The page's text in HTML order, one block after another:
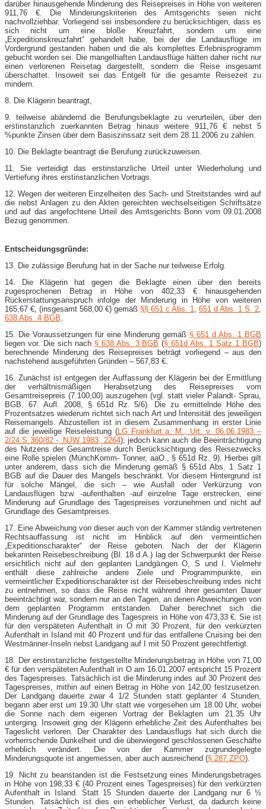
darüber hinausgehende Minderung des Reisepreises in Höhe von weiteren
911,76 €. Die Minderungskriterien des Amtsgerichts seien nicht
nachvollziehbar. Vorliegend sei insbesondere zu berücksichtigen, dass es
sich nicht um eine bloße Kreuzfahrt, sondern um eine
„Expeditionskreuzfahrt“ gehandelt habe, bei der die Landausflüge im
Vordergrund gestanden haben und die als komplettes Erlebnisprogramm
gebucht worden sei. Die mangelhaften Landausflüge hätten daher nicht nur
einen verlorenen Reisetag dargestellt, sondern die Reise insgesamt
überschattet. Insoweit sei das Entgelt für die gesamte Reisezeit zu
mindern.
8. Die Klägerin beantragt,
9. teilweise abändernd die Berufungsbeklagte zu verurteilen, über den
erstinstanzlich zuerkannten Betrag hinaus weitere 911,76 € nebst 5
%punkte Zinsen über dem Basiszinssatz seit dem 28.11.2006 zu zahlen.
10. Die Beklagte beantragt die Berufung zurückzuweisen.
11. Sie verteidigt das erstinstanzliche Urteil unter Wiederholung und
Vertiefung ihres erstinstanzlichen Vortrags.
12. Wegen der weiteren Einzelheiten des Sach- und Streitstandes wird auf
die nebst Anlagen zu den Akten gereichten wechselseitigen Schriftsätze
und auf das angefochtene Urteil des Amtsgerichts Bonn vom 09.01.2008
Bezug genommen.
Entscheidungsgründe:
13. Die zulässige Berufung hat in der Sache nur teilweise Erfolg.
14. Die Klägerin hat gegen die Beklagte einen über den bereits
zugesprochenen Betrag in Höhe von 402,33 € hinausgehenden
Rückerstattungsanspruch infolge der Minderung in Höhe von weiteren
165,67 €, (insgesamt 568,00 €) gemäß §§ 651 c Abs. 1 651 d Abs. 1 S. 2
638 Abs. 4 BGB
15. Die Voraussetzungen für eine Minderung gemäß § 651 d Abs. 1 BGB
liegen vor. Die sich nach § 638 Abs. 3 BGB (§ 651d Abs. 1 Satz 1 BGB)
berechnende Minderung des Reisepreises beträgt vorliegend – aus den
nachstehend ausgeführten Gründen – 567,83 €.
16. Zunächst ist entgegen der Auffassung der Klägerin bei der Ermittlung
der verhältnismäßigen Herabsetzung des Reisepreises vom
Gesamtreisepreis (7.100,00) auszugehen (vgl. statt vieler Palandt- Sprau,
BGB, 67. Aufl. 2008, § 651d Rz. 5/6). Die zu ermittelnde Höhe des
Prozentsatzes wiederum richtet sich nach Art und Intensität des jeweiligen
Reisemangels. Abzustellen ist in diesem Zusammenhang in erster Linie
auf die jeweilige Reiseleistung (LG Frankfurt a. M., Urt. v. 06.06.1983 –
2/24 S 360/82 -, NJW 1983, 2264); jedoch kann auch die Beeinträchtigung
des Nutzens der Gesamtreise durch Berücksichtigung des Reisezwecks
eine Rolle spielen (MünchKomm- Tonner, aaO., § 651d Rz. 9). Hierbei gilt
unter anderem, dass sich die Minderung gemäß § 651d Abs. 1 Satz 1
BGB auf die Dauer des Mangels beschränkt. Vor diesem Hintergrund ist
für solche Mängel, die sich – wie Ausfall oder Verkürzung von
Landausflügen bzw. -aufenthalten -auf einzelne Tage erstrecken, eine
Minderung auf Grundlage des Tagespreises vorzunehmen und nicht auf
Grundlage des Gesamtpreises.
17. Eine Abweichung von dieser auch von der Kammer ständig vertretenen
Rechtsauffassung ist nicht im Hinblick auf den vermeintlichen
„Expeditionscharakter“ der Reise geboten. Nach der der Klägerin
bekannten Reisebeschreibung (Bl. 18 d.A.) lag der Schwerpunkt der Reise
ersichtlich nicht auf den geplanten Landgängen O, S und I. Vielmehr
enthält diese zahlreiche andere Ziele und Programmpunkte, ein
vermeintlicher Expeditionscharakter ist der Reisebeschreibung indes nicht
zu entnehmen, so dass die Reise nicht während ihrer gesamten Dauer
beeinträchtigt war, sondern nur an den Tagen, an denen Abweichungen von
dem geplanten Programm entstanden. Daher berechnet sich die
Minderung auf der Grundlage des Tagespreis in Höhe von 473,33 €. Sie ist
für den verspäteten Aufenthalt in O mit 30 Prozent, für den verkürzten
Aufenthalt in Island mit 40 Prozent und für das entfallene Cruising bei den
Westmänner-Inseln nebst Landgang auf I mit 50 Prozent gerechtfertigt.
18. Der erstinstanzliche festgestellte Minderungsbetrag in Höhe von 71,00
€ für den verspäteten Aufenthalt in O am 16.01.2007 entspricht 15 Prozent
des Tagespreises. Tatsächlich ist die Minderung indes auf 30 Prozent des
Tagespreises, mithin auf einen Betrag in Höhe von 142,00 festzusetzen.
Der Landgang dauerte zwar 4 1/2 Stunden statt geplanter 4 Stunden,
begann aber erst um 19.30 Uhr statt wie vorgesehen um 18.00 Uhr, wobei
die Sonne nach dem eigenen Vortrag der Beklagten um 21.35 Uhr
unterging. Insoweit ging der Klägerin erhebliche Zeit des Aufenthaltes bei
Tageslicht verloren. Der Charakter des Landausflugs hat sich durch die
vorherrschende Dunkelheit und die überwiegend geschlossenen Geschäfte
erheblich verändert. Die von der Kammer zugrundegelegte
Minderungsquote ist angemessen, aber auch ausreichend (§ 287 ZPO).
19. Nicht zu beanstanden ist die Festsetzung eines Minderungsbetrages
in Höhe von 198,33 € (40 Prozent eines Tagespreises) für den verkürzten
Aufenthalt in Island. Statt 15 Stunden dauerte der Landgang nur 6 ½
Stunden. Tatsächlich ist dies ein erheblicher Verlust, da dadurch keine